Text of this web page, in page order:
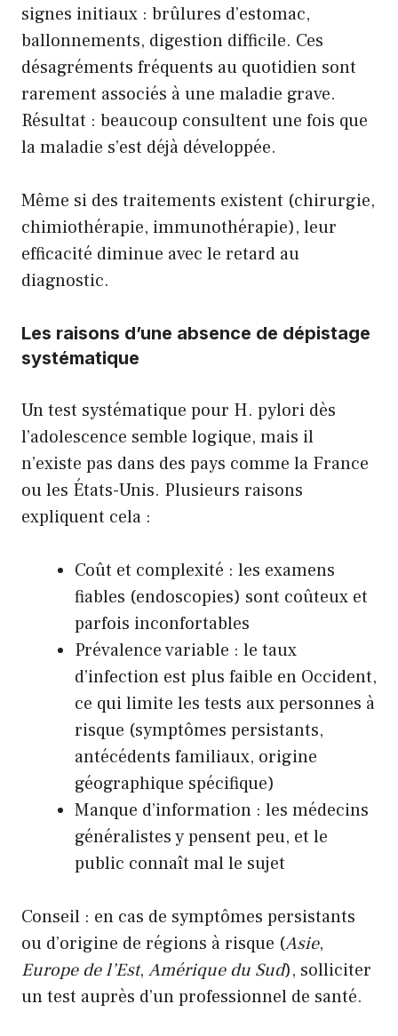
signes initiaux : brûlures d’estomac,
ballonnements, digestion difficile. Ces
désagréments fréquents au quotidien sont
rarement associés à une maladie grave.
Résultat : beaucoup consultent une fois que
la maladie s’est déjà développée.
Même si des traitements existent (chirurgie,
chimiothérapie, immunothérapie), leur
efficacité diminue avec le retard au
diagnostic.
Les raisons d’une absence de dépistage
systématique
Un test systématique pour H. pylori dès
l’adolescence semble logique, mais il
n’existe pas dans des pays comme la France
ou les États-Unis. Plusieurs raisons
expliquent cela :
Coût et complexité : les examens
fiables (endoscopies) sont coûteux et
parfois inconfortables
Prévalence variable : le taux
d’infection est plus faible en Occident,
ce qui limite les tests aux personnes à
risque (symptômes persistants,
antécédents familiaux, origine
géographique spécifique)
Manque d’information : les médecins
généralistes y pensent peu, et le
public connaît mal le sujet
Conseil : en cas de symptômes persistants
ou d’origine de régions à risque (Asie,
Europe de l’Est, Amérique du Sud), solliciter
un test auprès d’un professionnel de santé.